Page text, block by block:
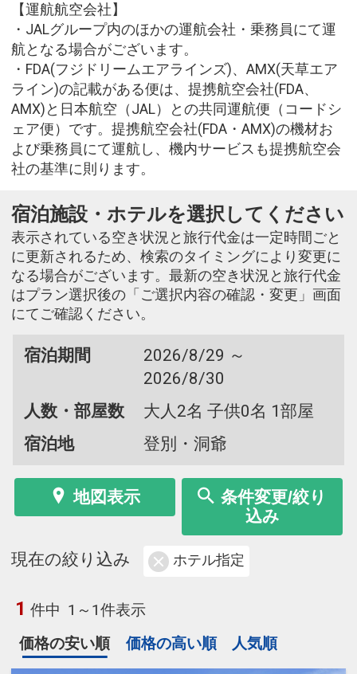
【運航航空会社】
・JALグループ内のほかの運航会社・乗務員にて運
航となる場合がございます。
・FDA(フジドリームエアラインズ)、AMX(天草エア
ライン)の記載がある便は、提携航空会社(FDA、
AMX)と日本航空（JAL）との共同運航便（コードシ
ェア便）です。提携航空会社(FDA・AMX)の機材お
よび乗務員にて運航し、機内サービスも提携航空会
社の基準に則ります。
宿泊施設・ホテルを選択してください
表示されている空き状況と旅行代金は一定時間ごと
に更新されるため、検索のタイミングにより変更に
なる場合がございます。最新の空き状況と旅行代金
はプラン選択後の「ご選択内容の確認・変更」画面
にてご確認ください。
宿泊期間
2026/8/29 ～
2026/8/30
人数・部屋数
大人2名 子供0名 1部屋
宿泊地
登別・洞爺
地図表示
条件変更/絞り
込み
現在の絞り込み ホテル指定
1 件中 1～1件表示
価格の安い順
価格の高い順 人気順